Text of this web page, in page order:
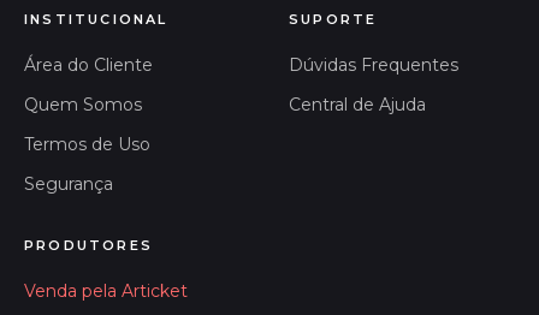
INSTITUCIONAL
Área do Cliente
Quem Somos
Termos de Uso
Segurança
SUPORTE
Dúvidas Frequentes
Central de Ajuda
PRODUTORES
Venda pela Articket